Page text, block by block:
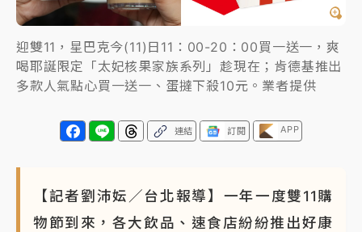
才續任就飛美國大學面試 清大校長高為元致歉：機會
到來時引起我的好奇
白海豚颱風解除海警 西南風來了！4縣市大雨特報、各
地午後雷雨
標？ 鴻海本週法說法人關注的四大重點
迎雙11，星巴克今(11)日11：00-20：00買一送一，爽
喝耶誕限定「太妃核果家族系列」趁現在；肯德基推出
多款人氣點心買一送一、蛋撻下殺10元。業者提供
連結 訂閱 APP
【記者劉沛妘／台北報導】一年一度雙11購
物節到來，各大飲品、速食店紛紛推出好康